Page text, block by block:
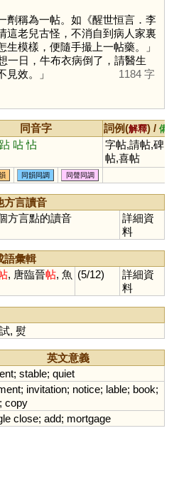
劑稱為一帖。如《醒世恒言．李
這老兒古怪，不消自到病人家裏
模樣，便隨手撮上一帖藥。」
一日，牛布衣病倒了，請醫生
效。」
1184 字
同音字 詞例(解釋) / 備
跕 呫 怗
字帖,請帖,碑
帖,喜帖
同韻同調 同聲同調
方言讀音
方言點的讀音
詳細資
料
語彙輯
, 唐臨晉帖, 魚 (5/12)
詳細資
料
試, 熨
英文意義
; stable; quiet
; invitation; notice; lable; book;
copy
close; add; mortgage